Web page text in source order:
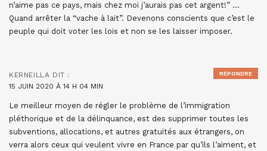
n’aime pas ce pays, mais chez moi j’aurais pas cet argent!” …
Quand arrêter la “vache à lait”. Devenons conscients que c’est le
peuple qui doit voter les lois et non se les laisser imposer.
KERNEILLA DIT :
15 JUIN 2020 À 14 H 04 MIN
Le meilleur moyen de régler le problème de l’immigration
pléthorique et de la délinquance, est des supprimer toutes les
subventions, allocations, et autres gratuités aux étrangers, on
verra alors ceux qui veulent vivre en France par qu’ils l’aiment, et
RÉPONDRE